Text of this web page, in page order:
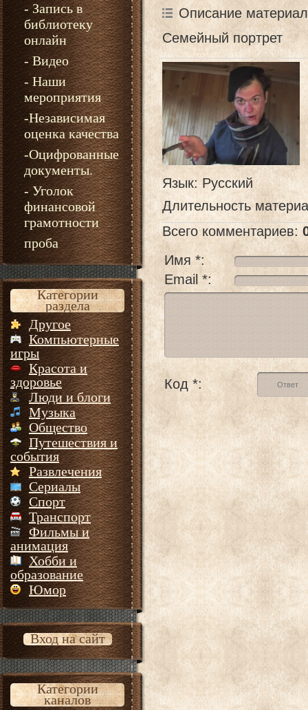
- Запись в
библиотеку
онлайн
- Видео
- Наши
мероприятия
-Независимая
оценка качества
-Оцифрованные
документы.
- Уголок
финансовой
грамотности
проба
Категории
раздела
Другое
Компьютерные
игры
Красота и
здоровье
Люди и блоги
Музыка
Общество
Путешествия и
события
Развлечения
Сериалы
Спорт
Транспорт
Фильмы и
анимация
Хобби и
образование
Юмор
Вход на сайт
Категории
каналов
Описание
Семейный портрет
Язык: Русский
Длительность
Всего комментариев:
Имя *:
Email *:
Код *: